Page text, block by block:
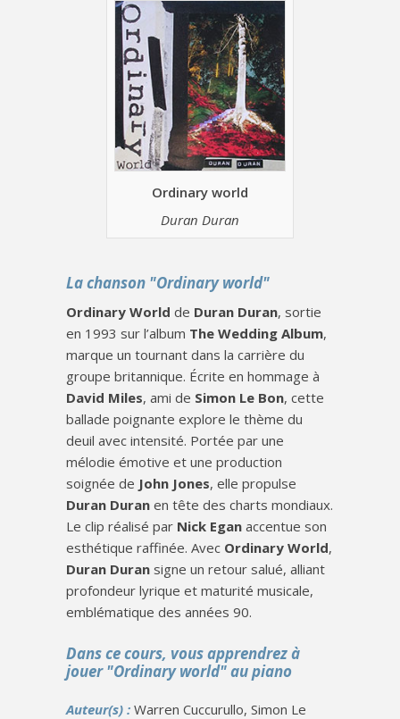
Ordinary world
Duran Duran
La chanson "Ordinary world"
Ordinary World de Duran Duran, sortie
en 1993 sur l’album The Wedding Album,
marque un tournant dans la carrière du
groupe britannique. Écrite en hommage à
David Miles, ami de Simon Le Bon, cette
ballade poignante explore le thème du
deuil avec intensité. Portée par une
mélodie émotive et une production
soignée de John Jones, elle propulse
Duran Duran en tête des charts mondiaux.
Le clip réalisé par Nick Egan accentue son
esthétique raffinée. Avec Ordinary World,
Duran Duran signe un retour salué, alliant
profondeur lyrique et maturité musicale,
emblématique des années 90.
Dans ce cours, vous apprendrez à
jouer "Ordinary world" au piano
Auteur(s) : Warren Cuccurullo, Simon Le